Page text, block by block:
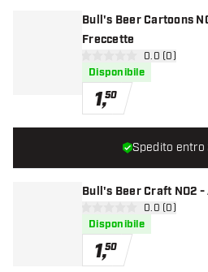
Bull's Beer Cartoons
Freccette
apri pannello
0 stelle di valutazione
0.0 (0)
Disponibile
1,50
Bull's Beer Craft NO2
apri pannello
0 stelle di valutazione
0.0 (0)
Disponibile
1,50
Spedito entro